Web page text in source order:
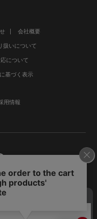
会社概要
扱いについて
について
基づく表示
用情報